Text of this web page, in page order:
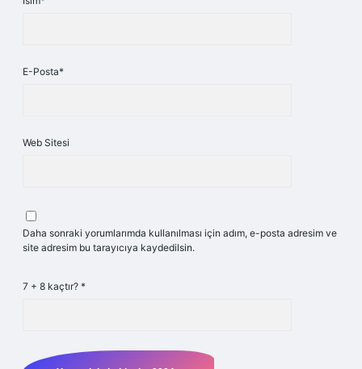
E-Posta*
Web Sitesi
Daha sonraki yorumlarımda kullanılması için adım, e-posta adresim ve
site adresim bu tarayıcıya kaydedilsin.
7 + 8 kaçtır? *